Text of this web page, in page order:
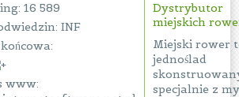
16 589
INF
www:
Dystrybutor
miejskich
Miejski rower
jednoślad
specjalnie z